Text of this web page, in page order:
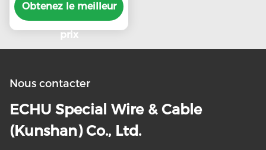
XLPE
Obtenez le meilleur
prix
Nous contacter
ECHU Special Wire & Cable
(Kunshan) Co., Ltd.